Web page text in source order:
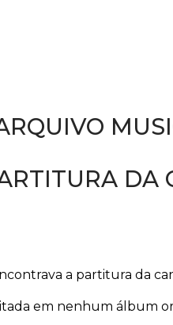
DA
a partitura da
em nenhum álbum